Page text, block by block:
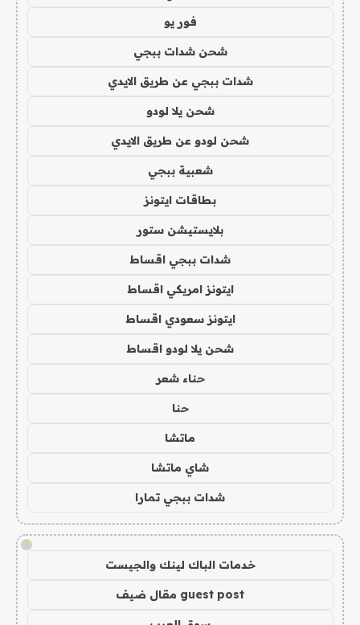
فور يو
شحن شدات ببجي
شدات ببجي عن طريق الايدي
شحن يلا لودو
شحن لودو عن طريق الايدي
شعبية ببجي
بطاقات ايتونز
بلايستيشن ستور
شدات ببجي اقساط
ايتونز امريكي اقساط
ايتونز سعودي اقساط
شحن يلا لودو اقساط
حناء شعر
حنا
ماتشا
شاي ماتشا
شدات ببجي تمارا
!
خدمات الباك لينك والجيست
guest post مقال ضيف